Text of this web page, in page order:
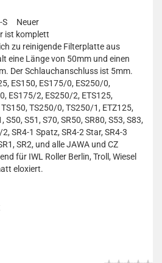
S
Neuer
ist komplett
zu reinigende Filterplatte aus
eine Länge von 50mm und einen
Der Schlauchanschluss ist 5mm.
ES150, ES175/0, ES250/0,
ES175/2, ES250/2, ETS125,
TS250/0, TS250/1, ETZ125,
S50, S51, S70, SR50, SR80, S53, S83,
SR4-1 Spatz, SR4-2 Star, SR4-3
SR2, und alle JAWA und CZ
für IWL Roller Berlin, Troll, Wiesel
eloxiert.